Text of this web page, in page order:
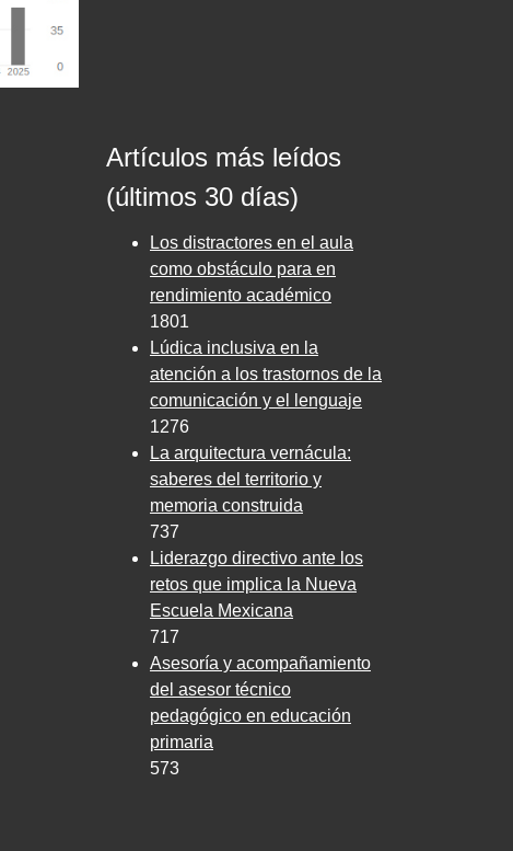
Artículos más leídos
(últimos 30 días)
Los distractores en el aula
como obstáculo para en
rendimiento académico
1801
Lúdica inclusiva en la
atención a los trastornos de la
comunicación y el lenguaje
1276
La arquitectura vernácula:
saberes del territorio y
memoria construida
737
Liderazgo directivo ante los
retos que implica la Nueva
Escuela Mexicana
717
Asesoría y acompañamiento
del asesor técnico
pedagógico en educación
primaria
573